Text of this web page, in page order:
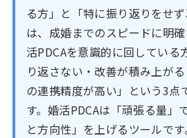
る方」と「特に振り返りをせ
は、成婚までのスピードに明
活PDCAを意識的に回している
り返さない・改善が積み上が
の連携精度が高い」という3点
す。婚活PDCAは「頑張る量」
と方向性」を上げるツールです